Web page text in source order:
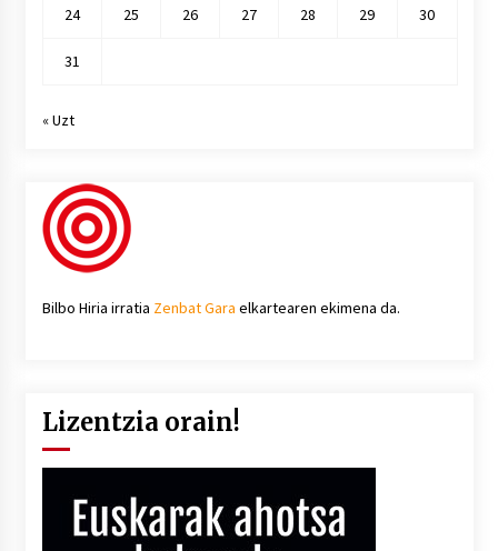
24 25 26 27 28 29 30
31
« Uzt
Bilbo Hiria irratia Zenbat Gara elkartearen ekimena da.
Lizentzia orain!